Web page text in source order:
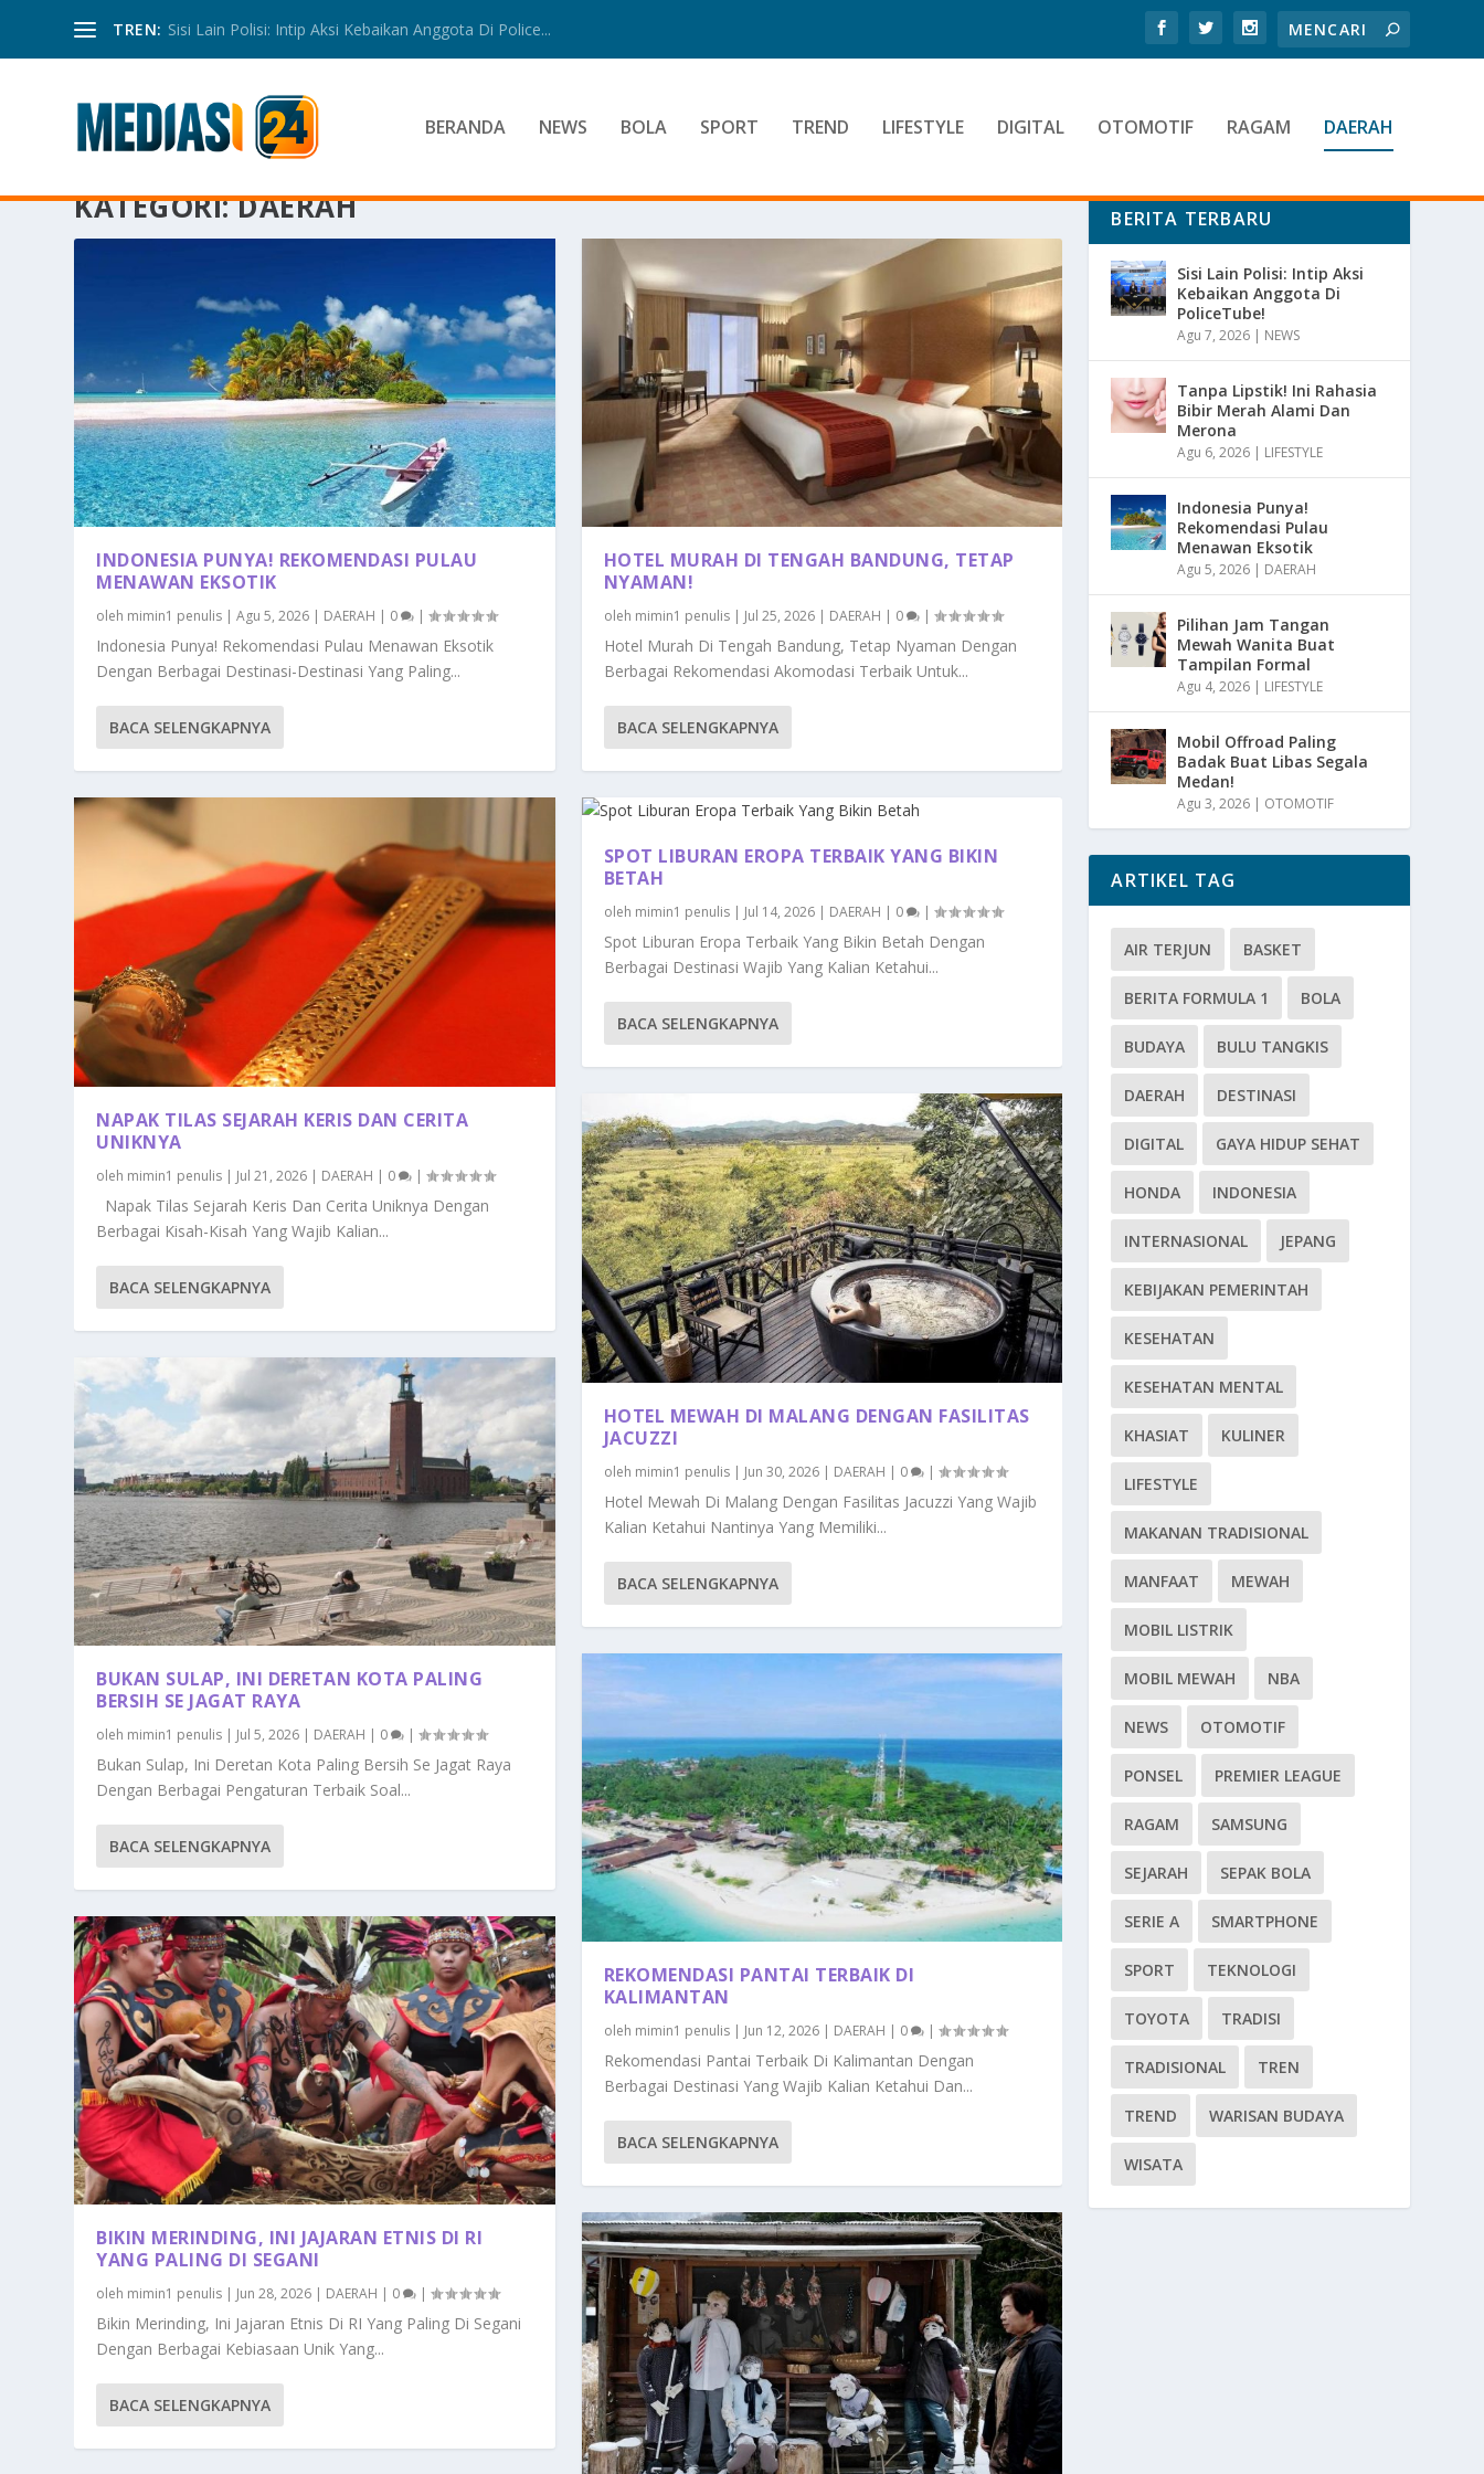
TREN: Sisi Lain Polisi: Intip Aksi Kebaikan Anggota Di Police...
BERANDA NEWS BOLA SPORT TREND LIFESTYLE DIGITAL OTOMOTIF RAGAM DAERAH
KATEGORI:DAERAH
INDONESIA PUNYA! REKOMENDASI PULAU
MENAWAN EKSOTIK
oleh mimin1 penulis |Agu 5, 2026 | DAERAH | 0 |
Indonesia Punya! Rekomendasi Pulau Menawan Eksotik
Dengan Berbagai Destinasi-Destinasi Yang Paling...
BACA SELENGKAPNYA
NAPAK TILAS SEJARAH KERIS DAN CERITA
UNIKNYA
oleh mimin1 penulis | Jul 21, 2026 | DAERAH | 0 |
Napak Tilas Sejarah Keris Dan Cerita Uniknya Dengan
Berbagai Kisah-Kisah Yang Wajib Kalian...
BACA SELENGKAPNYA
BUKAN SULAP, INI DERETAN KOTA PALING
BERSIH SE JAGAT RAYA
oleh mimin1 penulis | Jul 5, 2026 | DAERAH | 0 |
Bukan Sulap, Ini Deretan Kota Paling Bersih Se Jagat Raya
Dengan Berbagai Pengaturan Terbaik Soal...
BACA SELENGKAPNYA
BIKIN MERINDING, INI JAJARAN ETNIS DI RI
YANG PALING DI SEGANI
oleh mimin1 penulis | Jun 28, 2026 | DAERAH | 0 |
Bikin Merinding, Ini Jajaran Etnis Di RI Yang Paling Di Segani
Dengan Berbagai Kebiasaan Unik Yang...
BACA SELENGKAPNYA
HOTEL MURAH DI TENGAH BANDUNG, TETAP
NYAMAN!
oleh mimin1 penulis| Jul 25, 2026| DAERAH | 0 |
Hotel Murah Di Tengah Bandung, Tetap Nyaman Dengan
Berbagai Rekomendasi Akomodasi Terbaik Untuk...
BACA SELENGKAPNYA
SPOT LIBURAN EROPA TERBAIK YANG BIKIN
BETAH
oleh mimin1 penulis| Jul 14, 2026| DAERAH | 0 |
Spot Liburan Eropa Terbaik Yang Bikin Betah Dengan
Berbagai Destinasi Wajib Yang Kalian Ketahui...
BACA SELENGKAPNYA
HOTEL MEWAH DI MALANG DENGAN FASILITAS
JACUZZI
oleh mimin1 penulis| Jun 30, 2026| DAERAH | 0 |
Hotel Mewah Di Malang Dengan Fasilitas Jacuzzi Yang Wajib
Kalian Ketahui Nantinya Yang Memiliki...
BACA SELENGKAPNYA
REKOMENDASI PANTAI TERBAIK DI
KALIMANTAN
oleh mimin1 penulis| Jun 12, 2026| DAERAH | 0 |
Rekomendasi Pantai Terbaik Di Kalimantan Dengan
Berbagai Destinasi Yang Wajib Kalian Ketahui Dan...
BACA SELENGKAPNYA
BERITA TERBARU
Sisi Lain Polisi: Intip Aksi
Kebaikan Anggota Di
PoliceTube!
Agu 7, 2026 | NEWS
Tanpa Lipstik! Ini Rahasia
Bibir Merah Alami Dan
Merona
Agu 6, 2026 | LIFESTYLE
Indonesia Punya!
Rekomendasi Pulau
Menawan Eksotik
Agu 5, 2026 | DAERAH
Pilihan Jam Tangan
Mewah Wanita Buat
Tampilan Formal
Agu 4, 2026 | LIFESTYLE
Mobil Offroad Paling
Badak Buat Libas Segala
Medan!
Agu 3, 2026 | OTOMOTIF
ARTIKEL TAG
AIR TERJUN BASKET
BERITA FORMULA 1 BOLA
BUDAYA BULU TANGKIS
DAERAH DESTINASI
DIGITAL GAYA HIDUP SEHAT
HONDA INDONESIA
INTERNASIONAL JEPANG
KEBIJAKAN PEMERINTAH
KESEHATAN
KESEHATAN MENTAL
KHASIAT KULINER
LIFESTYLE
MAKANAN TRADISIONAL
MANFAAT MEWAH
MOBIL LISTRIK
MOBIL MEWAH NBA
NEWS OTOMOTIF
PONSEL PREMIER LEAGUE
RAGAM SAMSUNG
SEJARAH SEPAK BOLA
SERIE A SMARTPHONE
SPORT TEKNOLOGI
TOYOTA TRADISI
TRADISIONAL TREN
TREND WARISAN BUDAYA
WISATA